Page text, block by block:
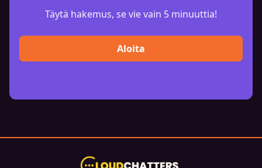
Täytä hakemus, se vie vain 5 minuuttia!
Aloita